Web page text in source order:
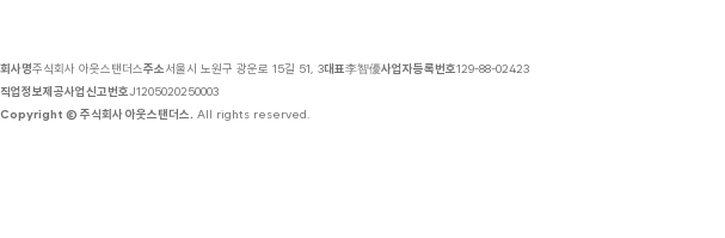
회사명주식회사 아웃스탠더스주소서울시 노원구 광운로 15길 51, 3대표李智優사업자등록번호129-88-02423
직업정보제공사업신고번호J1205020250003
Copyright © 주식회사 아웃스탠더스. All rights reserved.